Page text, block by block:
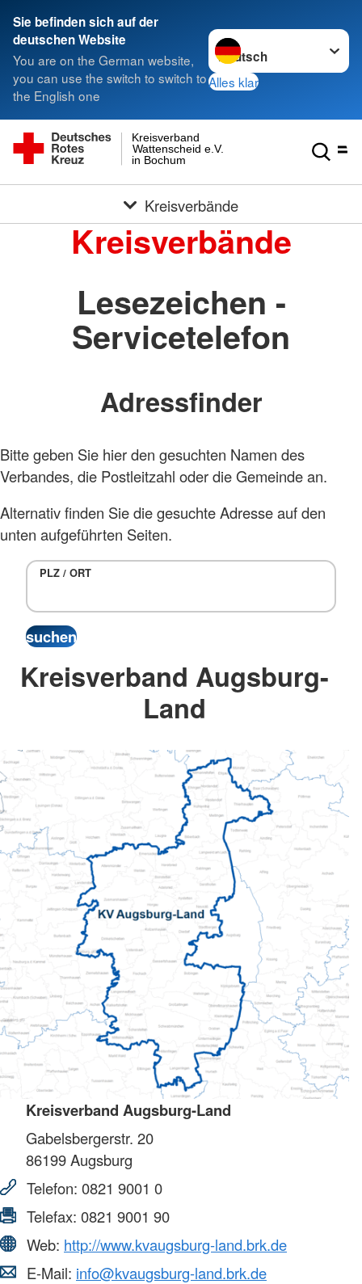
Sie befinden sich auf der
deutschen Website
You are on the German website,
you can use the switch to switch to
the English one
Sprache wechseln zu
Alles klar
in Bochum
Wattenscheid e.V.
Kreisverband
Kreisverbände
Kreisverbände
Lesezeichen -
Servicetelefon
Adressfinder
Bitte geben Sie hier den gesuchten Namen des
Verbandes, die Postleitzahl oder die Gemeinde an.
Alternativ finden Sie die gesuchte Adresse auf den
unten aufgeführten Seiten.
PLZ / ORT
Kreisverband Augsburg-
Land
Kreisverband Augsburg-Land
Gabelsbergerstr. 20
86199Augsburg
Telefon: 0821 9001 0
Telefax: 0821 9001 90
Web: http://www.kvaugsburg-land.brk.de
E-Mail: info@kvaugsburg-land.brk.de